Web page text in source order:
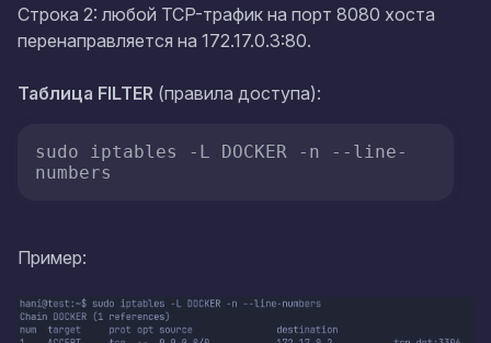
Строка 2: любой TCP-трафик на порт 8080 хоста
перенаправляется на 172.17.0.3:80.
Таблица FILTER (правила доступа):
sudo iptables -L DOCKER -n --line-
numbers
Пример: